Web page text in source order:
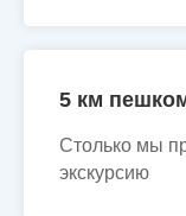
5 км
Столько мы
экскурсию